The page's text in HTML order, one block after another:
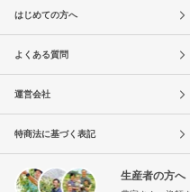
はじめての方へ
よくある質問
運営会社
特商法に基づく表記
生産者の方へ